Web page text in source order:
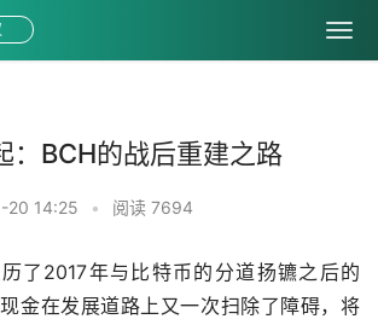
：BCH的战后重建之路
20 14:25 • 阅读 7694
了2017年与比特币的分道扬镳之后的
金在发展道路上又一次扫除了障碍，将